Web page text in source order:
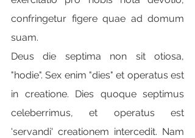
confringetur figere quae ad domum
suam.
Deus die septima non sit otiosa,
"hodie". Sex enim "dies" et operatus est
in creatione. Dies quoque septimus
celeberrimus, et operatus est
'servandi' creationem intercedit. Nam